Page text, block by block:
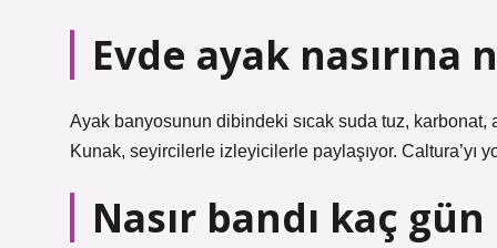
Evde ayak nasırına
Ayak banyosunun dibindeki sıcak suda tuz,
Kunak, seyircilerle izleyicilerle paylaşıyor. Caltura’yı
Nasır bandı kaç